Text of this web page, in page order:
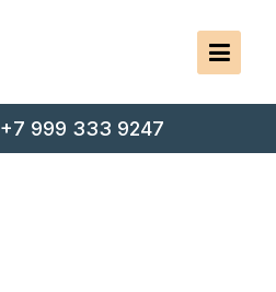
+7 999 333 9247